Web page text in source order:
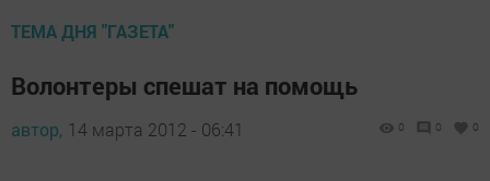
ТЕМА ДНЯ "ГАЗЕТА"
Волонтеры спешат на помощь
автор, 14 марта 2012 - 06:41 0 0 0